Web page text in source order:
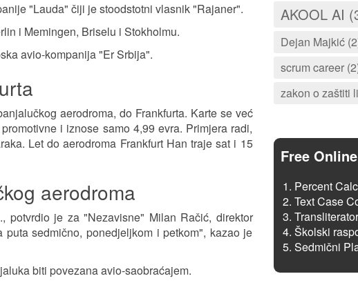
"Lauda" čiji je stoodstotni vlasnik "Rajaner".
i Memingen, Briselu i Stokholmu.
avio-kompanija "Er Srbija".
aerodroma, do Frankfurta. Karte se već
i iznose samo 4,99 evra. Primjera radi,
Let do aerodroma Frankfurt Han traje sat i 15
aerodroma
potvrdio je za "Nezavisne" Milan Račić, direktor
sedmično, ponedjeljkom i petkom", kazao je
biti povezana avio-saobraćajem.
AKOOL AI
Dejan Majkić
scrum career
zakon o zaštiti
Free
Percent
Text Case
Školski
Sedmični